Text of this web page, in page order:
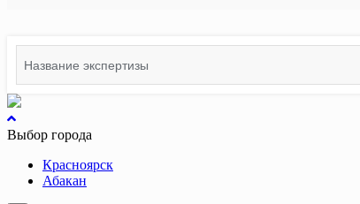
for:
вернуться
к
Выбор города
Красноярск
Абакан